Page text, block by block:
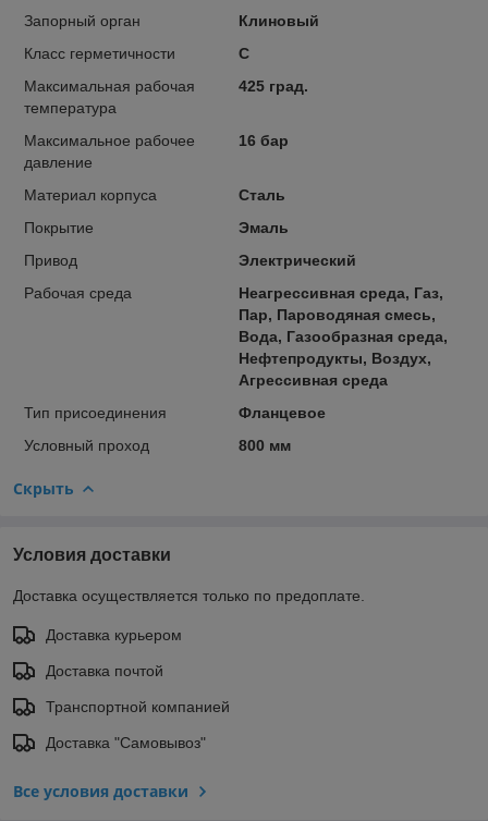
Запорный орган
Клиновый
Класс герметичности
С
Максимальная рабочая
температура
425 град.
Максимальное рабочее
давление
16 бар
Материал корпуса
Сталь
Покрытие
Эмаль
Привод
Электрический
Рабочая среда
Неагрессивная среда, Газ,
Пар, Пароводяная смесь,
Вода, Газообразная среда,
Нефтепродукты, Воздух,
Агрессивная среда
Тип присоединения
Фланцевое
Условный проход
800 мм
Скрыть
Условия доставки
Доставка осуществляется только по предоплате.
Доставка курьером
Доставка почтой
Транспортной компанией
Доставка "Самовывоз"
Все условия доставки